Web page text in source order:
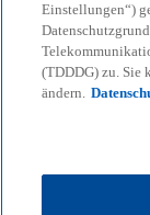
15-04-2023
Share
w
i
r
n
KPMG Themen
Betrug im
Einstellungen“)
(TDDDG) zu. Sie
ändern.